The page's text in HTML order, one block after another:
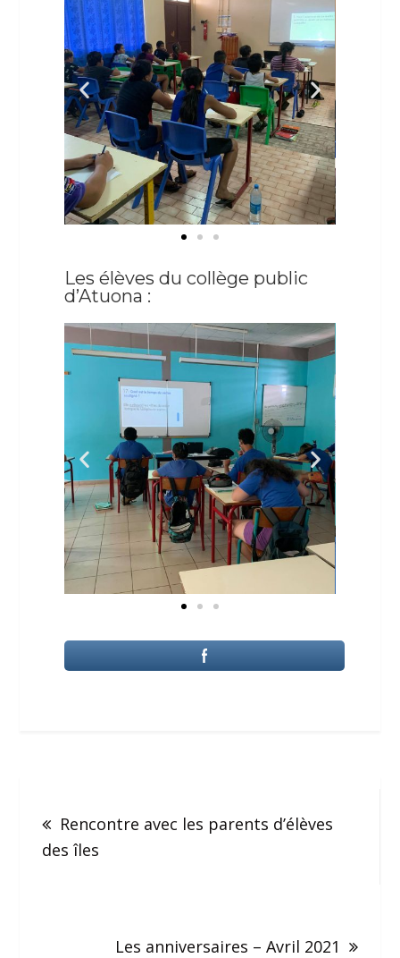
Les élèves du collège public
d’Atuona :
Rencontre avec les parents d’élèves
des îles
Les anniversaires – Avril 2021